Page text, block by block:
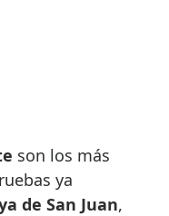
son los más
ya
de San Juan,